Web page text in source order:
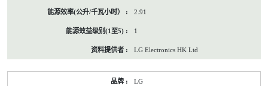
2.91
1
LG Electronics HK Ltd
LG